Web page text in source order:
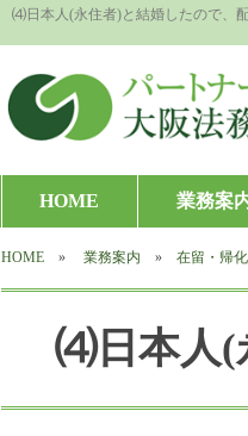
⑷日本人(永住者)と結婚したので、
HOME 業務案
HOME » 業務案内 » 在留・帰
⑷日本人(